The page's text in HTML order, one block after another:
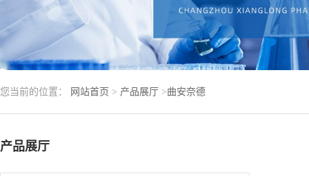
您当前的位置： 网站首页 > 产品展厅 >曲安奈德
产品展厅